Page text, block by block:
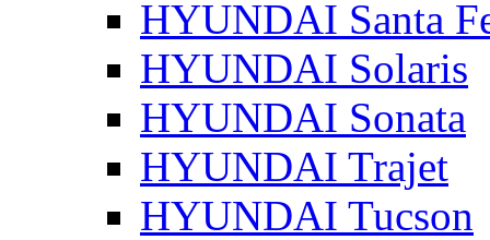
HYUNDAI Santa
HYUNDAI Solaris
HYUNDAI Sonata
HYUNDAI Trajet
HYUNDAI Tucson